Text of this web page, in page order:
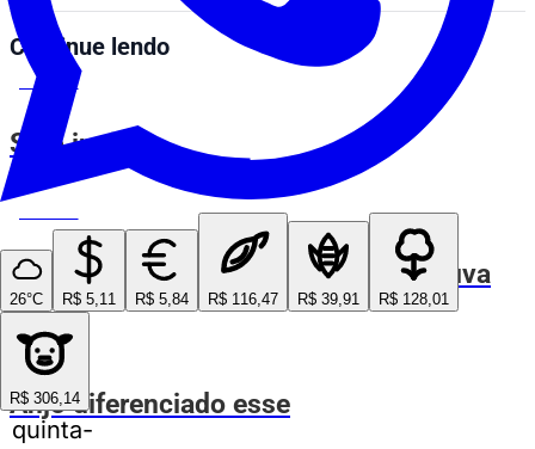
26°C R$ 5,11 R$ 5,84 R$ 116,47 R$ 39,91 R$ 128,01
R$ 306,14
quinta-
Continue lendo
ESPIA AÍ
Sigo invicta
Reproduzindo cena de novela na chuva
ESPIA AÍ
Anjo diferenciado esse